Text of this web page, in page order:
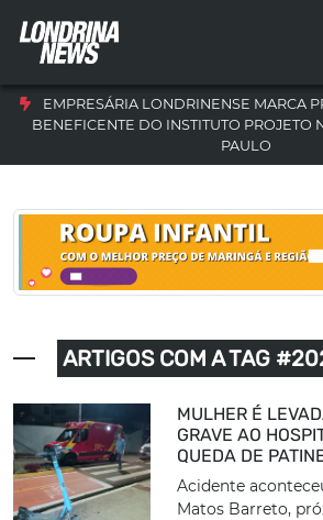
EMPRESÁRIA LONDRINENSE MARCA
BENEFICENTE DO INSTITUTO PROJETO
PAULO
ARTIGOS COM A TAG
MULHER É
GRAVE AO
QUEDA DE
Acidente
Matos Barreto,